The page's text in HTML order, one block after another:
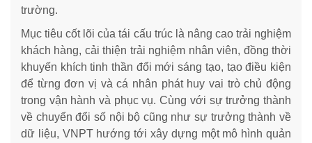
trường.
Mục tiêu cốt lõi của tái cấu trúc là nâng cao trải nghiệm
khách hàng, cải thiện trải nghiệm nhân viên, đồng thời
khuyến khích tinh thần đổi mới sáng tạo, tạo điều kiện
để từng đơn vị và cá nhân phát huy vai trò chủ động
trong vận hành và phục vụ. Cùng với sự trưởng thành
về chuyển đổi số nội bộ cũng như sự trưởng thành về
dữ liệu, VNPT hướng tới xây dựng một mô hình quản